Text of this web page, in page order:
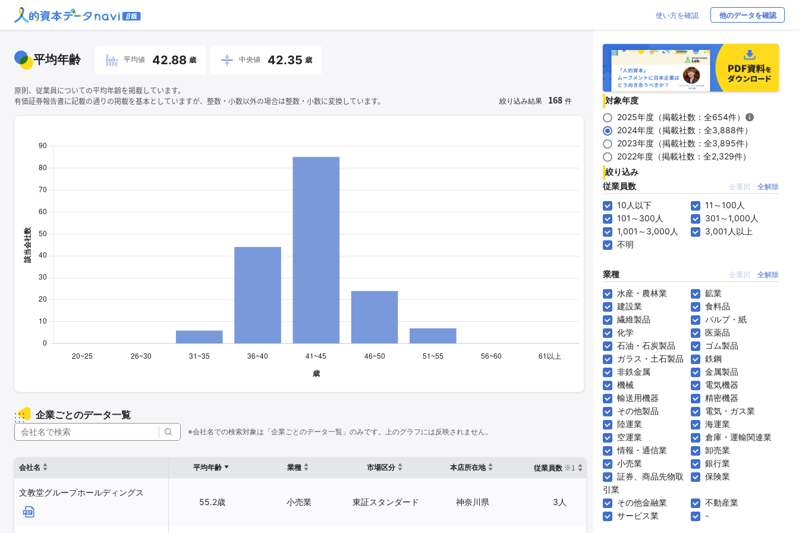
使い方を確認 他のデータを確認
平均年齢 平均値 42.88 歳 中央値 42.35 歳
原則、従業員についての平均年齢を掲載しています。
有価証券報告書に記載の通りの掲載を基本としていますが、整数・小数以外の場合は整数・小数に変換しています。
絞り込み結果 168 件
企業ごとのデータ一覧
※会社名での検索対象は「企業ごとのデータ一覧」のみです。上のグラフには反映されません。
会社名 平均年齢 業種 市場区分 本店所在地 従業員数 ※1 臨時従業員数 確認した有報締日
文教堂グループホールディングス
55.2歳
小売業 東証スタンダード 神奈川県 3人 - 2024年08月31日
対象年度
2025年度（掲載社数：全654件）
2024年度（掲載社数：全3,888件）
2023年度（掲載社数：全3,895件）
2022年度（掲載社数：全2,329件）
絞り込み
従業員数
全選択 全解除
10人以下
11～100人
101～300人
301～1,000人
1,001～3,000人
3,001人以上
不明
業種 全選択 全解除
水産・農林業
鉱業
建設業
食料品
繊維製品
パルプ・紙
化学
医薬品
石油・石炭製品
ゴム製品
ガラス・土石製品
鉄鋼
非鉄金属
金属製品
機械
電気機器
輸送用機器
精密機器
その他製品
電気・ガス業
陸運業
海運業
空運業
倉庫・運輸関連業
情報・通信業
卸売業
小売業
銀行業
証券、商品先物取
引業
保険業
その他金融業
不動産業
サービス業
-